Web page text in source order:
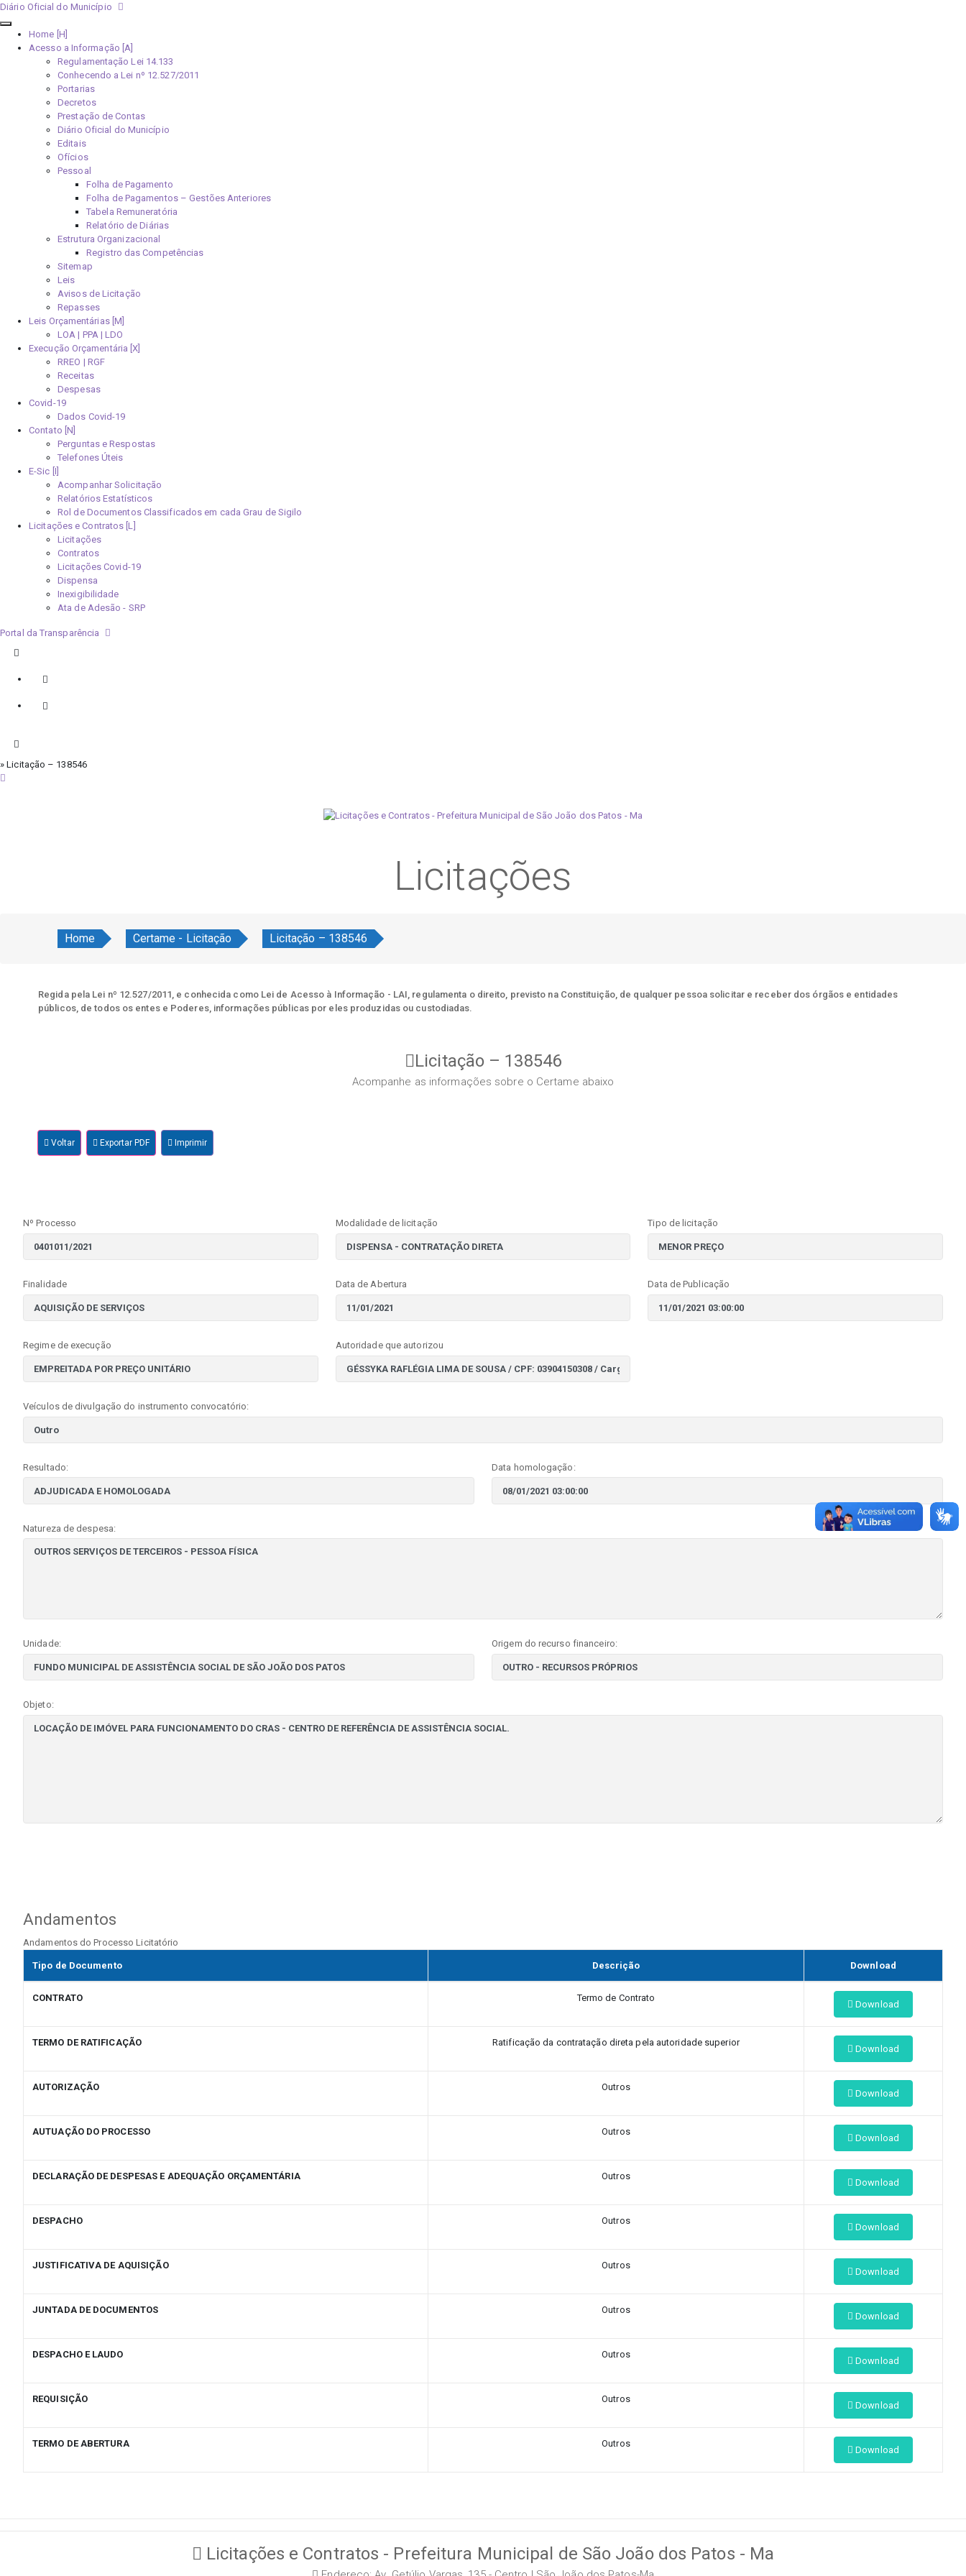
Diário Oficial do Município
Home [H]
Acesso a Informação [A]
Regulamentação Lei 14.133
Conhecendo a Lei nº 12.527/2011
Portarias
Decretos
Prestação de Contas
Diário Oficial do Município
Editais
Ofícios
Pessoal
Folha de Pagamento
Folha de Pagamentos – Gestões Anteriores
Tabela Remuneratória
Relatório de Diárias
Estrutura Organizacional
Registro das Competências
Sitemap
Leis
Avisos de Licitação
Repasses
Leis Orçamentárias [M]
LOA | PPA | LDO
Execução Orçamentária [X]
RREO | RGF
Receitas
Despesas
Covid-19
Dados Covid-19
Contato [N]
Perguntas e Respostas
Telefones Úteis
E-Sic [I]
Acompanhar Solicitação
Relatórios Estatísticos
Rol de Documentos Classificados em cada Grau de Sigilo
Licitações e Contratos [L]
Licitações
Contratos
Licitações Covid-19
Dispensa
Inexigibilidade
Ata de Adesão - SRP
Portal da Transparência
» Licitação – 138546
Licitações
Home Certame - Licitação Licitação – 138546
Regida pela Lei nº 12.527/2011, e conhecida como Lei de Acesso à Informação - LAI, regulamenta o direito, previsto na Constituição, de qualquer pessoa solicitar e receber dos órgãos e entidades
públicos, de todos os entes e Poderes, informações públicas por eles produzidas ou custodiadas.
Licitação – 138546
Acompanhe as informações sobre o Certame abaixo
Voltar Exportar PDF Imprimir
Nº Processo Modalidade de licitação Tipo de licitação
Finalidade Data de Abertura Data de Publicação
Regime de execução Autoridade que autorizou
Veículos de divulgação do instrumento convocatório:
Resultado: Data homologação:
Natureza de despesa:
Unidade: Origem do recurso financeiro:
Objeto:
Andamentos
Andamentos do Processo Licitatório
Tipo de Documento Descrição Download
CONTRATO Termo de Contrato
Download
TERMO DE RATIFICAÇÃO Ratificação da contratação direta pela autoridade superior
Download
AUTORIZAÇÃO Outros
Download
AUTUAÇÃO DO PROCESSO Outros
Download
DECLARAÇÃO DE DESPESAS E ADEQUAÇÃO ORÇAMENTÁRIA Outros
Download
DESPACHO Outros
Download
JUSTIFICATIVA DE AQUISIÇÃO Outros
Download
JUNTADA DE DOCUMENTOS Outros
Download
DESPACHO E LAUDO Outros
Download
REQUISIÇÃO Outros
Download
TERMO DE ABERTURA Outros
Download
Licitações e Contratos - Prefeitura Municipal de São João dos Patos - Ma